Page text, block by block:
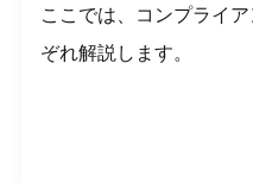
ここでは、コンプライ
ぞれ解説します。